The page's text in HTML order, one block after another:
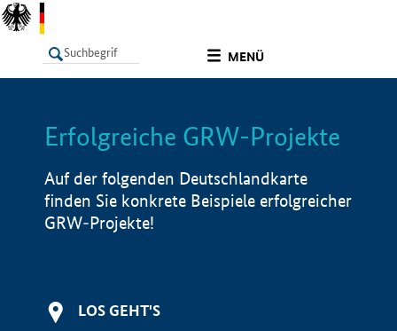
MENÜ
LISTE Info
Erfolgreiche GRW-Projekte
Auf der folgenden Deutschlandkarte
finden Sie konkrete Beispiele erfolgreicher
GRW-Projekte!
LOS GEHT'S